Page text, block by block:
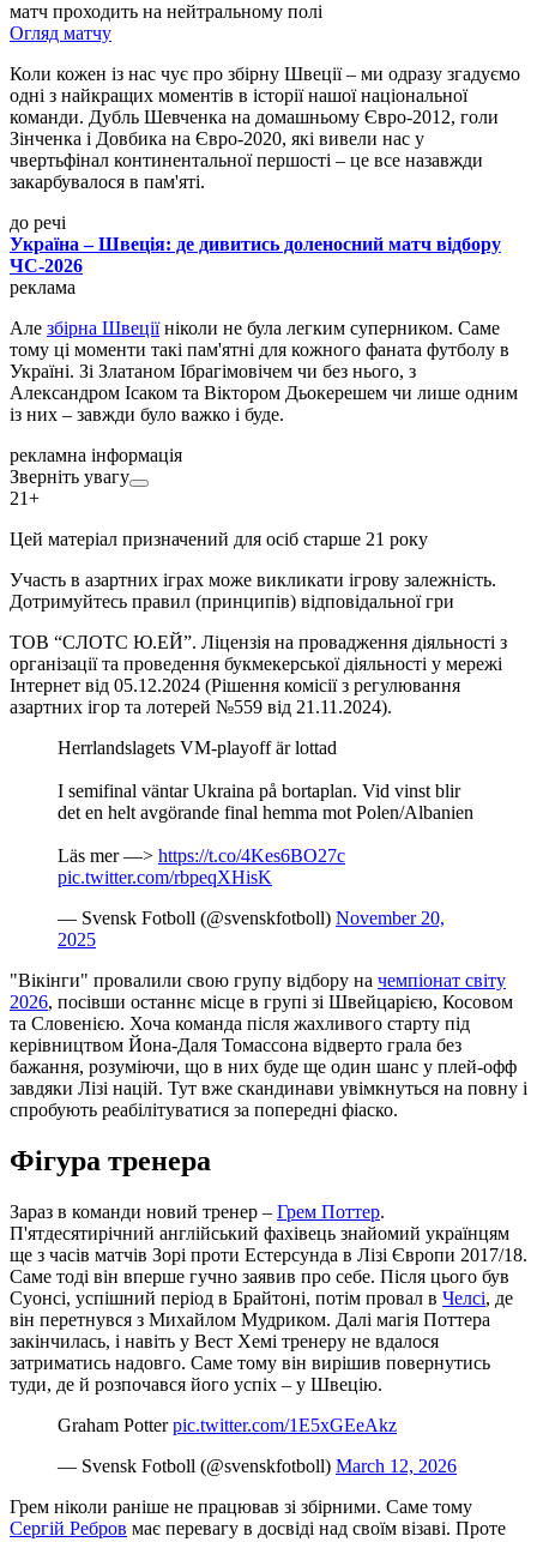
матч проходить на нейтральному полі
Огляд матчу
Коли кожен із нас чує про збірну Швеції – ми одразу згадуємо
одні з найкращих моментів в історії нашої національної
команди. Дубль Шевченка на домашньому Євро-2012, голи
Зінченка і Довбика на Євро-2020, які вивели нас у
чвертьфінал континентальної першості – це все назавжди
закарбувалося в пам'яті.
до речі
Україна – Швеція: де дивитись доленосний матч відбору
ЧС-2026
реклама
Але збірна Швеціїніколи не була легким суперником. Саме
тому ці моменти такі пам'ятні для кожного фаната футболу в
Україні. Зі Златаном Ібрагімовічем чи без нього, з
Александром Ісаком та Віктором Дьокерешем чи лише одним
із них – завжди було важко і буде.
рекламна інформація
Зверніть увагу
21+
Цей матеріал призначений для осіб старше 21 року
Участь в азартних іграх може викликати ігрову залежність.
Дотримуйтесь правил (принципів) відповідальної гри
ТОВ “СЛОТС Ю.ЕЙ”. Ліцензія на провадження діяльності з
організації та проведення букмекерської діяльності у мережі
Інтернет від 05.12.2024 (Рішення комісії з регулювання
азартних ігор та лотерей №559 від 21.11.2024).
Herrlandslagets VM-playoff är lottad
I semifinal väntar Ukraina på bortaplan. Vid vinst blir
det en helt avgörande final hemma mot Polen/Albanien
Läs mer —> https://t.co/4Kes6BO27c
pic.twitter.com/rbpeqXHisK
— Svensk Fotboll (@svenskfotboll) November 20,
2025
"Вікінги" провалили свою групу відбору на чемпіонат світу
2026, посівши останнє місце в групі зі Швейцарією, Косовом
та Словенією. Хоча команда після жахливого старту під
керівництвом Йона-Даля Томассона відверто грала без
бажання, розуміючи, що в них буде ще один шанс у плей-офф
завдяки Лізі націй. Тут вже скандинави увімкнуться на повну і
спробують реабілітуватися за попередні фіаско.
Фігура тренера
Зараз в команди новий тренер – Грем Поттер.
П'ятдесятирічний англійський фахівець знайомий українцям
ще з часів матчів Зорі проти Естерсунда в Лізі Європи 2017/18.
Саме тоді він вперше гучно заявив про себе. Після цього був
Суонсі, успішний період в Брайтоні, потім провал в Челсі, де
він перетнувся з Михайлом Мудриком. Далі магія Поттера
закінчилась, і навіть у Вест Хемі тренеру не вдалося
затриматись надовго. Саме тому він вирішив повернутись
туди, де й розпочався його успіх – у Швецію.
Graham Potterpic.twitter.com/1E5xGEeAkz
— Svensk Fotboll (@svenskfotboll) March 12, 2026
Грем ніколи раніше не працював зі збірними. Саме тому
Сергій Ребров має перевагу в досвіді над своїм візаві. Проте